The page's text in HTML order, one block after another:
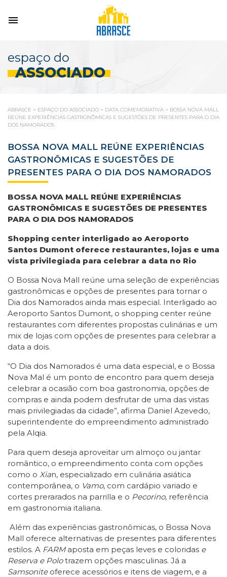
espaço do
ASSOCIADO
ABRASCE > ESPAÇO DO ASSOCIADO > DATA COMEMORATIVA > BOSSA NOVA MALL
REÚNE EXPERIÊNCIAS GASTRONÔMICAS E SUGESTÕES DE PRESENTES PARA O DIA
DOS NAMORADOS
BOSSA NOVA MALL REÚNE EXPERIÊNCIAS
GASTRONÔMICAS E SUGESTÕES DE
PRESENTES PARA O DIA DOS NAMORADOS
BOSSA NOVA MALL REÚNE EXPERIÊNCIAS
GASTRONÔMICAS E SUGESTÕES DE PRESENTES
PARA O DIA DOS NAMORADOS
Shopping center interligado ao Aeroporto
Santos Dumont oferece restaurantes, lojas e uma
vista privilegiada para celebrar a data no Rio
O Bossa Nova Mall reúne uma seleção de experiências
gastronômicas e opções de presentes para tornar o
Dia dos Namorados ainda mais especial. Interligado ao
Aeroporto Santos Dumont, o shopping center reúne
restaurantes com diferentes propostas culinárias e um
mix de lojas com opções de presentes para celebrar a
data a dois.
“O Dia dos Namorados é uma data especial, e o Bossa
Nova Mal é um ponto de encontro para quem deseja
celebrar a ocasião com boa gastronomia, opções de
compras e ainda podem desfrutar de uma das vistas
mais privilegiadas da cidade”, afirma Daniel Azevedo,
superintendente do empreendimento administrado
pela Alqia.
Para quem deseja aproveitar um almoço ou jantar
romântico, o empreendimento conta com opções
como o Xian, especializado em culinária asiática
contemporânea, o Vamo, com cardápio variado e
cortes prerarados na parrilla e o Pecorino, referência
em gastronomia italiana.
Além das experiências gastronômicas, o Bossa Nova
Mall oferece alternativas de presentes para diferentes
estilos. A FARMaposta em peças leves e coloridas e
Reserva e Polotrazem opções masculinas. Já a
Samsoniteoferece acessórios e itens de viagem, e a